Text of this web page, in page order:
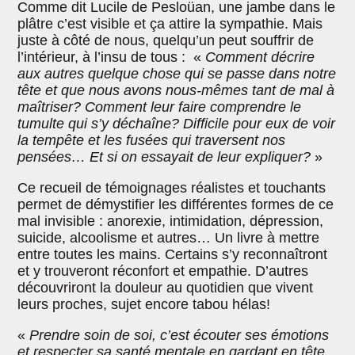
Comme dit Lucile de Pesloüan, une jambe dans le
plâtre c’est visible et ça attire la sympathie. Mais
juste à côté de nous, quelqu’un peut souffrir de
l’intérieur, à l’insu de tous : « Comment décrire
aux autres quelque chose qui se passe dans notre
tête et que nous avons nous-mêmes tant de mal à
maîtriser? Comment leur faire comprendre le
tumulte qui s’y déchaîne? Difficile pour eux de voir
la tempête et les fusées qui traversent nos
pensées… Et si on essayait de leur expliquer? »
Ce recueil de témoignages réalistes et touchants
permet de démystifier les différentes formes de ce
mal invisible : anorexie, intimidation, dépression,
suicide, alcoolisme et autres… Un livre à mettre
entre toutes les mains. Certains s’y reconnaîtront
et y trouveront réconfort et empathie. D’autres
découvriront la douleur au quotidien que vivent
leurs proches, sujet encore tabou hélas!
«Prendre soin de soi, c’est écouter ses émotions